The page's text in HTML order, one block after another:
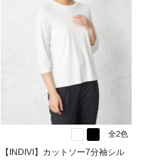
全2色
【INDIVI】カットソー7分袖シル